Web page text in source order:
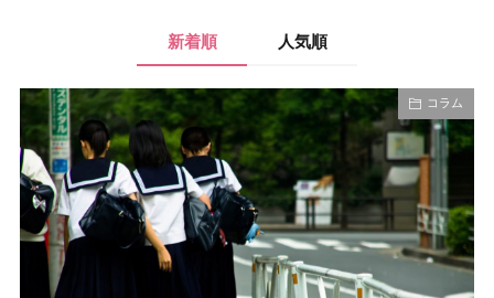
新着順 人気順
コラム